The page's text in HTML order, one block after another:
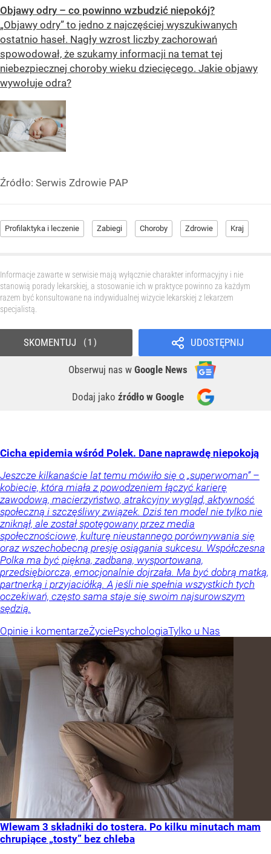
Objawy odry – co powinno wzbudzić niepokój?
„Objawy odry” to jedno z najczęściej wyszukiwanych
ostatnio haseł. Nagły wzrost liczby zachorowań
spowodował, że szukamy informacji na temat tej
niebezpiecznej choroby wieku dziecięcego. Jakie objawy
wywołuje odra?
Źródło: Serwis Zdrowie PAP
Profilaktyka i leczenie Zabiegi Choroby Zdrowie Kraj
Informacje zawarte w serwisie mają wyłącznie charakter informacyjny i nie
stanowią porady lekarskiej, a stosowanie ich w praktyce powinno za każdym
razem być konsultowane na indywidualnej wizycie lekarskiej z lekarzem
specjalistą.
UDOSTĘPNIJ
Obserwuj nas w Google News
Dodaj jako źródło w Google
SKOMENTUJ 1
Cicha epidemia wśród Polek. Dane naprawdę niepokoją
Jeszcze kilkanaście lat temu mówiło się o „superwoman” –
kobiecie, która miała z powodzeniem łączyć karierę
zawodową, macierzyństwo, atrakcyjny wygląd, aktywność
społeczną i szczęśliwy związek. Dziś ten model nie tylko nie
zniknął, ale został spotęgowany przez media
społecznościowe, kulturę nieustannego porównywania się
oraz wszechobecną presję osiągania sukcesu. Współczesna
Polka ma być piękna, zadbana, wysportowana,
przedsiębiorcza, emocjonalnie dojrzała. Ma być dobrą matką,
partnerką i przyjaciółką. A jeśli nie spełnia wszystkich tych
oczekiwań, często sama staje się swoim najsurowszym
sędzią.
Opinie i komentarzeŻyciePsychologiaTylko u Nas
Wlewam 3 składniki do tostera. Po kilku minutach mam
chrupiące „tosty” bez chleba